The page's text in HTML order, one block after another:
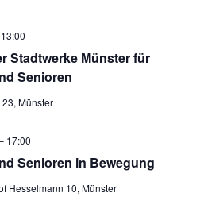
Stadtwerke Münster für
Senioren
13:00
Münster
Senioren in Bewegung
17:00
Hesselmann 10, Münster